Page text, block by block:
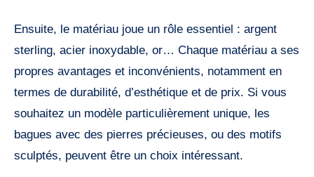
Ensuite, le matériau joue un rôle essentiel : argent
sterling, acier inoxydable, or… Chaque matériau a ses
propres avantages et inconvénients, notamment en
termes de durabilité, d’esthétique et de prix. Si vous
souhaitez un modèle particulièrement unique, les
bagues avec des pierres précieuses, ou des motifs
sculptés, peuvent être un choix intéressant.